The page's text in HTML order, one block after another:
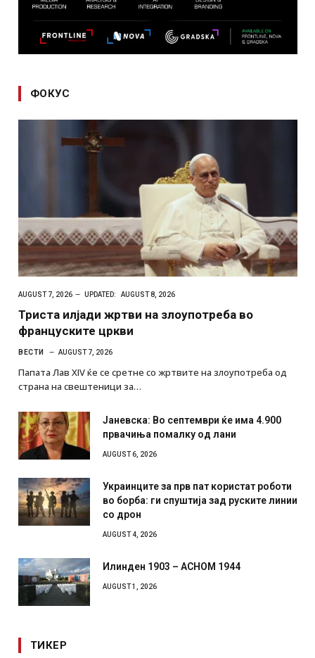
ФОКУС
AUGUST 7, 2026 UPDATED: AUGUST 8, 2026
Триста илјади жртви на злоупотреба во
француските цркви
ВЕСТИ AUGUST 7, 2026
Папата Лав XIV ќе се сретне со жртвите на злоупотреба од
страна на свештеници за…
Јаневска: Во септември ќе има 4.900
првачиња помалку од лани
AUGUST 6, 2026
Украинците за прв пат користат роботи
во борба: ги спуштија зад руските линии
со дрон
AUGUST 4, 2026
Илинден 1903 – АСНОМ 1944
AUGUST 1, 2026
ТИКЕР